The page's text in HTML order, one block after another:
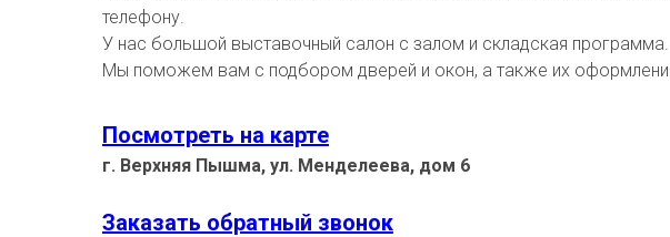
телефону.
У нас большой выставочный салон с залом и складская программа.
Мы поможем вам с подбором дверей и окон, а также их
Посмотреть на карте
г. Верхняя Пышма, ул. Менделеева, дом 6
Заказать обратный звонок